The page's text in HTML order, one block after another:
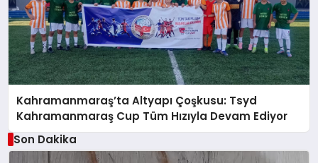
Kahramanmaraş’ta Altyapı Çoşkusu: Tsyd
Kahramanmaraş Cup Tüm Hızıyla Devam Ediyor
Son Dakika